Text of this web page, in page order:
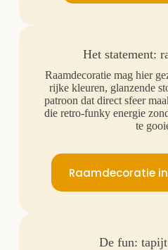
Het statement:
Raamdecoratie mag hier
rijke kleuren, glanzende
patroon dat direct sfeer
die retro-funky energie
te
Raamdecoratie
De fun: